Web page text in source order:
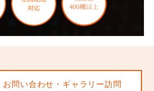
お問い合わせ・ギャラリー訪問